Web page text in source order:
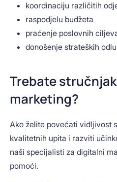
koordinaciju različitih
raspodjelu budžeta
praćenje poslovnih
donošenje strateških
Trebate
marketing?
Ako želite povećati vidljivost
kvalitetnih upita i razviti
naši specijalisti za digitalni
pomoći.